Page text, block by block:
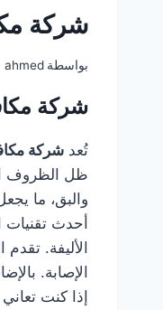
شركة
بواسطة ahmed
شركة
تُعدشركة
ظل الظروف
والبق، ما
أحدث تقنيات
الأليفة.
الإصابة.
إذا كنت